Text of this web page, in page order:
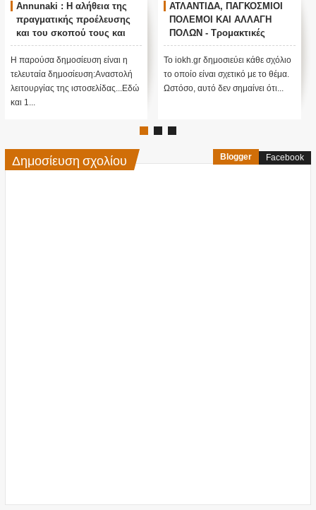
Annunaki : Η αλήθεια της
πραγματικής προέλευσης
και του σκοπού τους και
αναστολή λειτουργίας μας
....
Η παρούσα δημοσίευση είναι η
τελευταία δημοσίευση:Αναστολή
λειτουργίας της ιστοσελίδας...Εδώ
και 1...
ΑΤΛΑΝΤΙΔΑ, ΠΑΓΚΟΣΜΙΟΙ
ΠΟΛΕΜΟΙ ΚΑΙ ΑΛΛΑΓΗ
ΠΟΛΩΝ - Τρομακτικές
προβλέψεις του Edgar
Cayce (Video)
Το iokh.gr δημοσιεύει κάθε σχόλιο
το οποίο είναι σχετικό με το θέμα.
Ωστόσο, αυτό δεν σημαίνει ότι...
Δημοσίευση σχολίου Blogger Facebook